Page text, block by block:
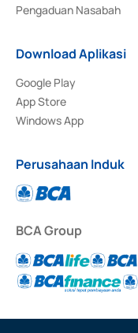
Pengaduan Nasabah
Download Aplikasi
Google Play
App Store
Windows App
Perusahaan Induk
BCA Group